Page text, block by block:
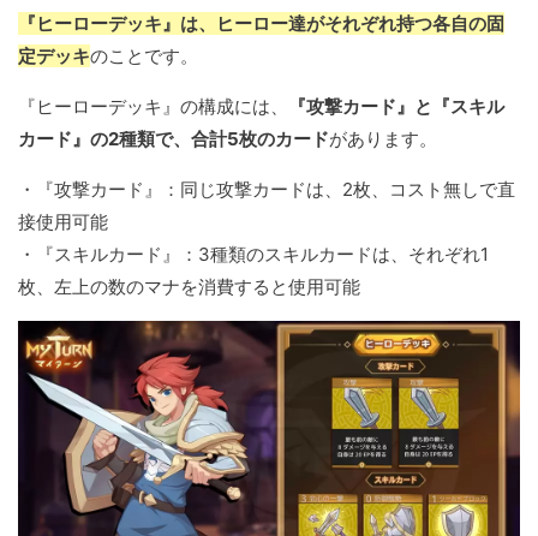
『ヒーローデッキ』は、ヒーロー達がそれぞれ持つ各自の固
定デッキのことです。
『ヒーローデッキ』の構成には、
『攻撃カード』と『スキル
カード』の2種類で、合計5枚のカードがあります。
・『攻撃カード』：同じ攻撃カードは、2枚、コスト無しで直
接使用可能
・『スキルカード』：3種類のスキルカードは、それぞれ1
枚、左上の数のマナを消費すると使用可能